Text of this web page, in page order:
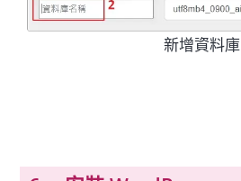
新增資料庫